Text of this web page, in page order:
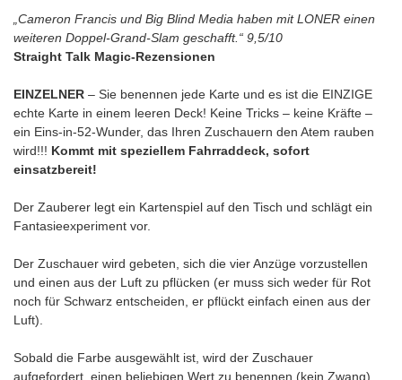
„Cameron Francis und Big Blind Media haben mit LONER einen
weiteren Doppel-Grand-Slam geschafft.“ 9,5/10
Straight Talk Magic-Rezensionen
EINZELNER – Sie benennen jede Karte und es ist die EINZIGE
echte Karte in einem leeren Deck! Keine Tricks – keine Kräfte –
ein Eins-in-52-Wunder, das Ihren Zuschauern den Atem rauben
wird!!! Kommt mit speziellem Fahrraddeck, sofort
einsatzbereit!
Der Zauberer legt ein Kartenspiel auf den Tisch und schlägt ein
Fantasieexperiment vor.
Der Zuschauer wird gebeten, sich die vier Anzüge vorzustellen
und einen aus der Luft zu pflücken (er muss sich weder für Rot
noch für Schwarz entscheiden, er pflückt einfach einen aus der
Luft).
Sobald die Farbe ausgewählt ist, wird der Zuschauer
aufgefordert, einen beliebigen Wert zu benennen (kein Zwang).